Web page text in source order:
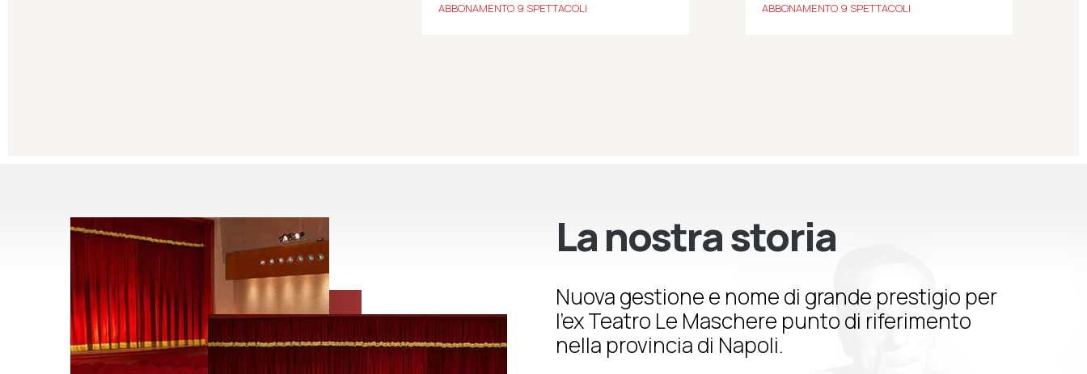
ABBONAMENTO 9 SPETTACOLI ABBONAMENTO 9 SPETTACOLI
La nostra storia
Nuova gestione e nome di grande prestigio per
l’ex Teatro Le Maschere punto di riferimento
nella provincia di Napoli.